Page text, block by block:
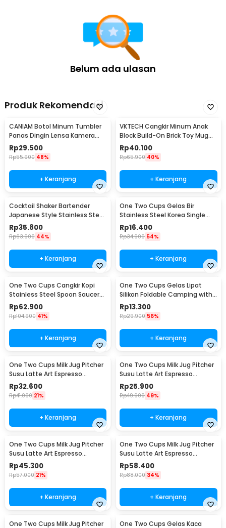
Belum ada ulasan
Produk Rekomendasi
CANIAM Botol Minum Tumbler
Panas Dingin Lensa Kamera
24-105mm 400ml
Rp29.500
Rp55.900 48%
+ Keranjang
VKTECH Cangkir Minum Anak
Block Build-On Brick Toy Mug
350ml - 936SN
Rp40.100
Rp65.900 40%
+ Keranjang
Cocktail Shaker Bartender
Japanese Style Stainless Steel
200ml
Rp35.800
Rp63.900 44%
+ Keranjang
One Two Cups Gelas Bir
Stainless Steel Korea Single
Wall Glass 180ml - J070
Rp16.400
Rp34.900 54%
+ Keranjang
One Two Cups Cangkir Kopi
Stainless Steel Spoon Saucer
Cup 120ml - 201
Rp62.900
Rp104.900 41%
+ Keranjang
One Two Cups Gelas Lipat
Silikon Foldable Camping with
Strap 200ml - F120
Rp13.300
Rp29.900 56%
+ Keranjang
One Two Cups Milk Jug Pitcher
Susu Latte Art Espresso
Stainless Steel 350ml - J068
Rp32.600
Rp41.000 21%
+ Keranjang
One Two Cups Milk Jug Pitcher
Susu Latte Art Espresso
Stainless Steel 150ml - J068
Rp25.900
Rp49.900 49%
+ Keranjang
One Two Cups Milk Jug Pitcher
Susu Latte Art Espresso
Stainless Steel 600ml - J068
Rp45.300
Rp57.000 21%
+ Keranjang
One Two Cups Milk Jug Pitcher
Susu Latte Art Espresso
Stainless Steel 900ml - J068
Rp58.400
Rp88.000 34%
+ Keranjang
One Two Cups Milk Jug Pitcher One Two Cups Gelas Kaca